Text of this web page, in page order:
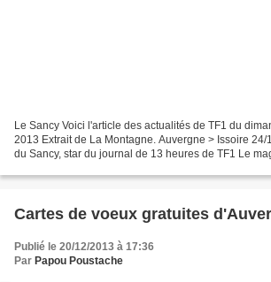
Le Sancy Voici l'article des actualités de TF1 du
2013 Extrait de La Montagne. Auvergne > Issoire
du Sancy, star du journal de 13 heures de TF1 Le
Cartes de voeux gratuites
Publié le 20/12/2013 à 17:36
Par Papou Poustache